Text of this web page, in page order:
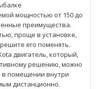
мощностью от 150 до
преимущества.
проще в установке,
его поменять.
двигатель, который,
решению, можно
в помещении внутри
дистанционно.